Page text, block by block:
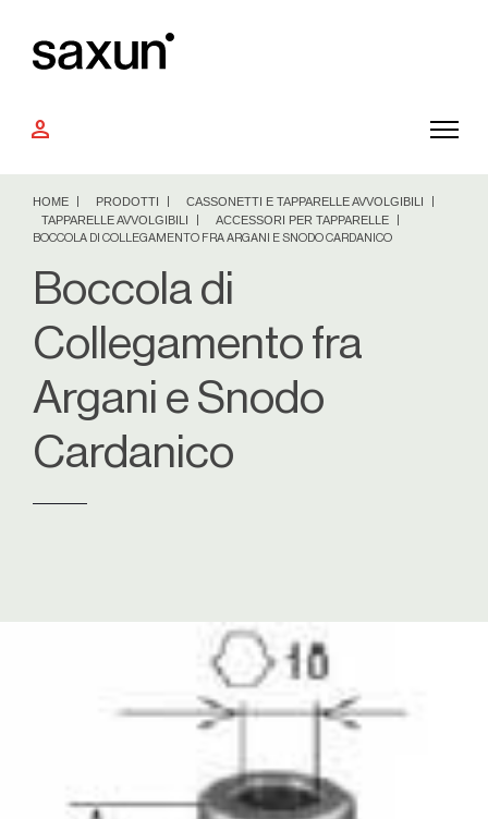
person
HOME PRODOTTI
CASSONETTI E TAPPARELLE AVVOLGIBILI
TAPPARELLE AVVOLGIBILI
ACCESSORI PER TAPPARELLE
BOCCOLA DI COLLEGAMENTO FRA ARGANI E SNODO CARDANICO
Boccola di
Collegamento fra
Argani e Snodo
Cardanico